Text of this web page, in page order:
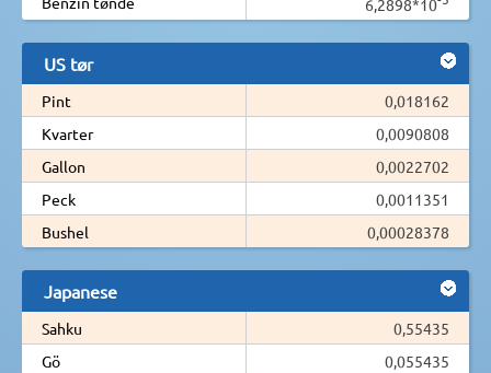
6,2898*10
US tør
Pint
0,018162
Kvarter
0,0090808
Gallon
0,0022702
Peck
0,0011351
Bushel
0,00028378
Japanese
Sahku
0,55435
Gö
0,055435